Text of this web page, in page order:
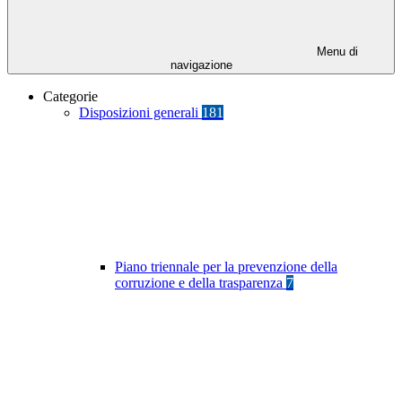
Menu di
navigazione
Categorie
Disposizioni generali 181
Piano triennale per la prevenzione della
corruzione e della trasparenza 7